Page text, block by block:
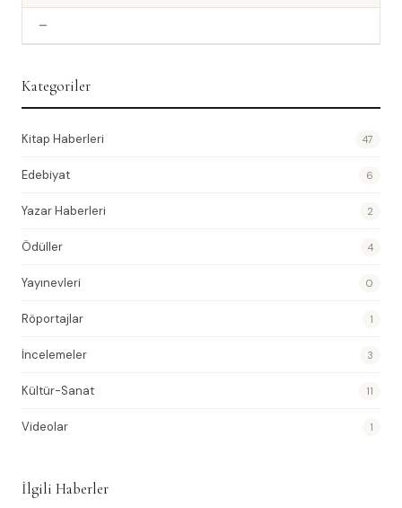
—
Kategoriler
Kitap Haberleri 47
Edebiyat 6
Yazar Haberleri 2
Ödüller 4
Yayınevleri 0
Röportajlar 1
İncelemeler 3
Kültür-Sanat 11
Videolar 1
İlgili Haberler